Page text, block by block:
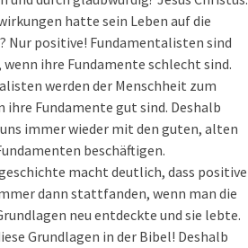
hatte sein Leben auf die
Nur positive! Fundamentalisten sind
wenn ihre Fundamente schlecht sind.
werden der Menschheit zum
ihre Fundamente gut sind. Deshalb
immer wieder mit den guten, alten
beschäftigen.
macht deutlich, dass positive
dann stattfanden, wenn man die
neu entdeckte und sie lebte.
Grundlagen in der Bibel! Deshalb